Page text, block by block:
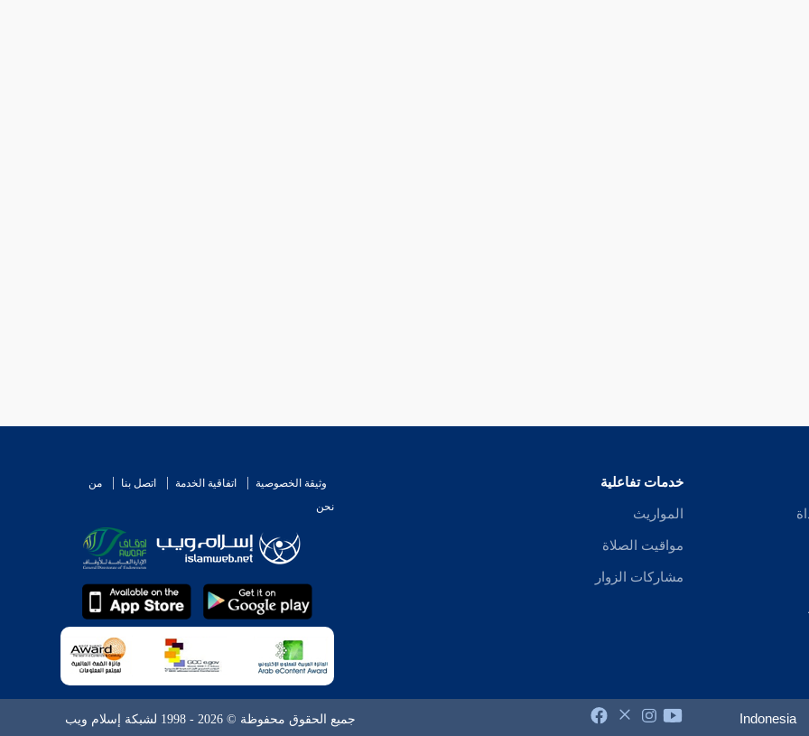
خدمات تفاعلية
المواريث
مواقيت الصلاة
مشاركات الزوار
وثيقة الخصوصية اتفاقية الخدمة اتصل بنا
من
نحن
Indonesia جميع الحقوق محفوظة © 2026 - 1998 لشبكة إسلام ويب